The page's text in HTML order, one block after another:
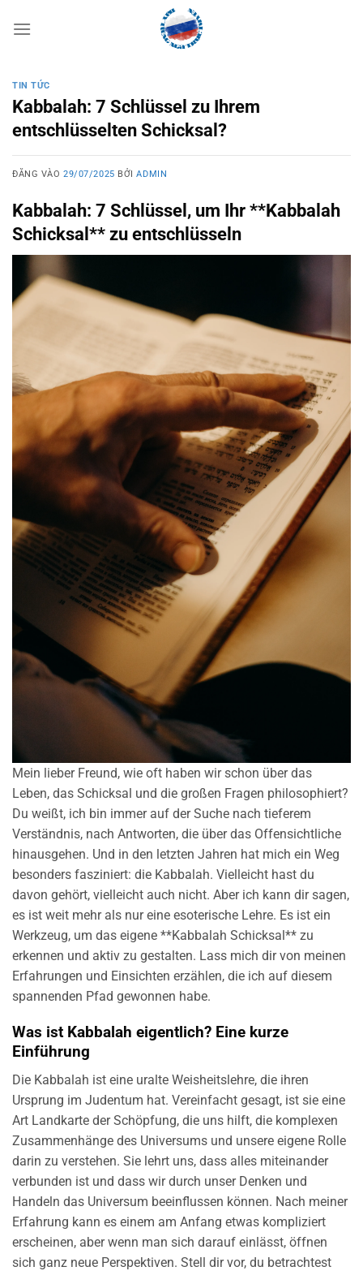
qua
TIN TỨC
Kabbalah: 7 Schlüssel zu Ihrem
entschlüsselten Schicksal?
ĐĂNG VÀO29/07/2025 BỞIADMIN
Kabbalah: 7 Schlüssel, um Ihr **Kabbalah
Schicksal** zu entschlüsseln
Mein lieber Freund, wie oft haben wir schon über das
Leben, das Schicksal und die großen Fragen philosophiert?
Du weißt, ich bin immer auf der Suche nach tieferem
Verständnis, nach Antworten, die über das Offensichtliche
hinausgehen. Und in den letzten Jahren hat mich ein Weg
besonders fasziniert: die Kabbalah. Vielleicht hast du
davon gehört, vielleicht auch nicht. Aber ich kann dir sagen,
es ist weit mehr als nur eine esoterische Lehre. Es ist ein
Werkzeug, um das eigene **Kabbalah Schicksal** zu
erkennen und aktiv zu gestalten. Lass mich dir von meinen
Erfahrungen und Einsichten erzählen, die ich auf diesem
spannenden Pfad gewonnen habe.
Was ist Kabbalah eigentlich? Eine kurze
Einführung
Die Kabbalah ist eine uralte Weisheitslehre, die ihren
Ursprung im Judentum hat. Vereinfacht gesagt, ist sie eine
Art Landkarte der Schöpfung, die uns hilft, die komplexen
Zusammenhänge des Universums und unsere eigene Rolle
darin zu verstehen. Sie lehrt uns, dass alles miteinander
verbunden ist und dass wir durch unser Denken und
Handeln das Universum beeinflussen können. Nach meiner
Erfahrung kann es einem am Anfang etwas kompliziert
erscheinen, aber wenn man sich darauf einlässt, öffnen
sich ganz neue Perspektiven. Stell dir vor, du betrachtest